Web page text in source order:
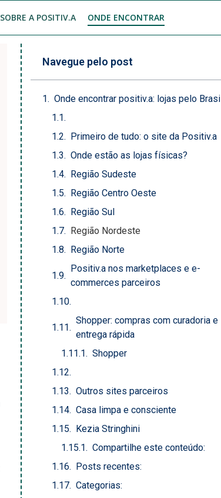
SOBRE A POSITIV.A ONDE ENCONTRAR
Navegue pelo post
Onde encontrar positiv.a: lojas pelo Brasil
Primeiro de tudo: o site da Positiv.a
Onde estão as lojas físicas?
Região Sudeste
Região Centro Oeste
Região Sul
Região Nordeste
Região Norte
Positiv.a nos marketplaces e e-
commerces parceiros
Shopper: compras com curadoria e
entrega rápida
Shopper
Outros sites parceiros
Casa limpa e consciente
Kezia Stringhini
Compartilhe este conteúdo:
Posts recentes:
Categorias: